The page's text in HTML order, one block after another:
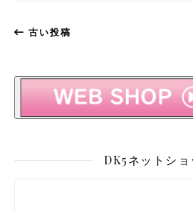
古い投稿
DK5ネットシ